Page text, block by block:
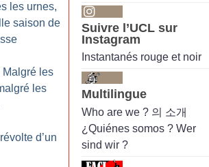
les urnes,
saison de
Malgré les
les
d’un
Suivre l’UCL sur
Instagram
Instantanés rouge et noir
Multilingue
Who are we ? 의 소개
¿Quiénes somos ? Wer
sind wir ?